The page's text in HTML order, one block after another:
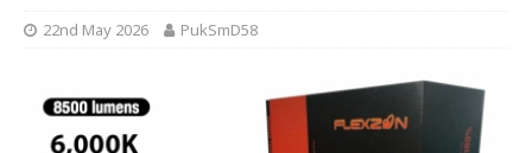
22nd May 2026 PukSmD58